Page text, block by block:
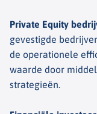
Private Equity
gevestigde
de operationele
waarde door
strategieën.